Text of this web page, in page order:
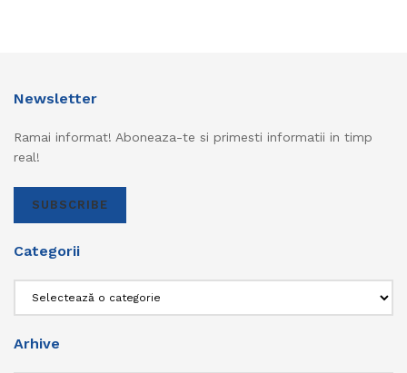
Newsletter
Ramai informat! Aboneaza-te si primesti informatii in timp
real!
SUBSCRIBE
Categorii
Arhive